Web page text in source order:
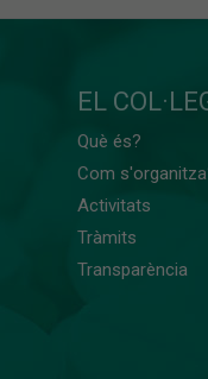
EL
Què és?
Com
Activitats
Tràmits
Transparència